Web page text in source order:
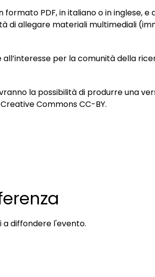
PDF, in italiano o in inglese,
di allegare materiali multimediali
per la comunità della
la possibilità di produrre una
Commons CC-BY.
a diffondere l'evento.